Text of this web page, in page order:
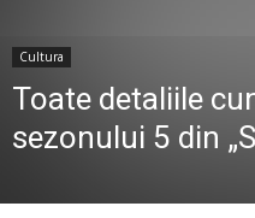
Cultura
Toate detaliile
sezonului 5 din